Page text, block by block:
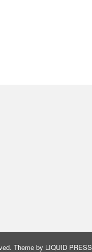
Theme by LIQUID PRESS